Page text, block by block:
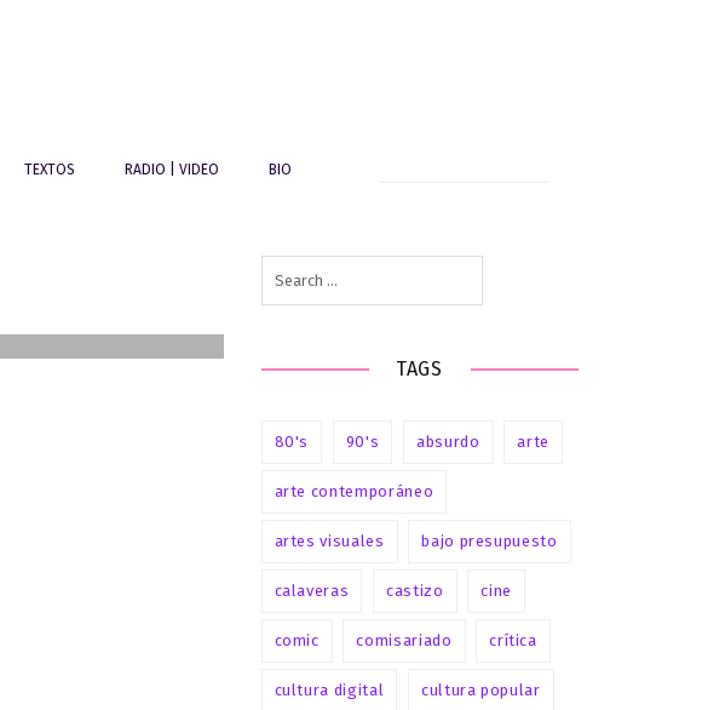
TEXTOS RADIO | VIDEO BIO
for:
TAGS
80's 90's absurdo arte
arte contemporáneo
artes visuales bajo presupuesto
calaveras castizo cine
comic comisariado crítica
cultura digital cultura popular